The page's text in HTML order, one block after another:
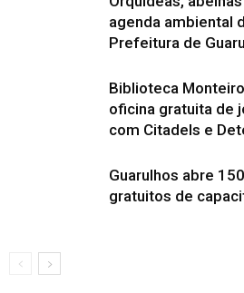
agenda ambiental
Prefeitura de
Biblioteca
oficina gratuita de
com Citadels e
Guarulhos abre
gratuitos de